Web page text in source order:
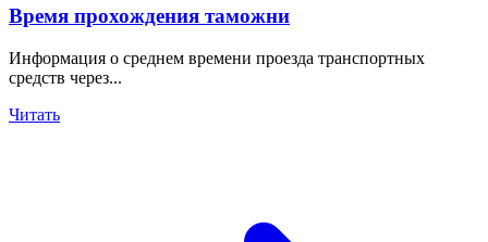
Время прохождения таможни
Информация о среднем времени проезда транспортных
средств через...
Читать